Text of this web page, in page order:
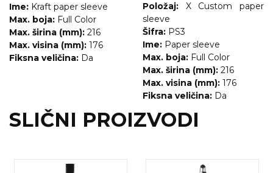
Ime: Kraft paper sleeve
Max. boja: Full Color
Max. širina (mm): 216
Max. visina (mm): 176
Fiksna veličina: Da
Položaj:
X Custom paper
sleeve
Šifra: PS3
Ime: Paper sleeve
Max. boja: Full Color
Max. širina (mm): 216
Max. visina (mm): 176
Fiksna veličina: Da
SLIČNI PROIZVODI